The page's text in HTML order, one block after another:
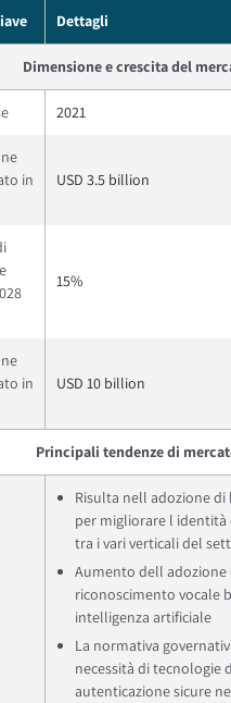
Dettagli
Dimensione e crescita del
2021
in
USD 3.5 billion
15%
in
USD 10 billion
Principali tendenze di
Risulta nell adozione
per migliorare l identità
tra i vari verticali del
Aumento dell adozione
riconoscimento vocale
intelligenza artificiale
La normativa
necessità di tecnologie
autenticazione sicure